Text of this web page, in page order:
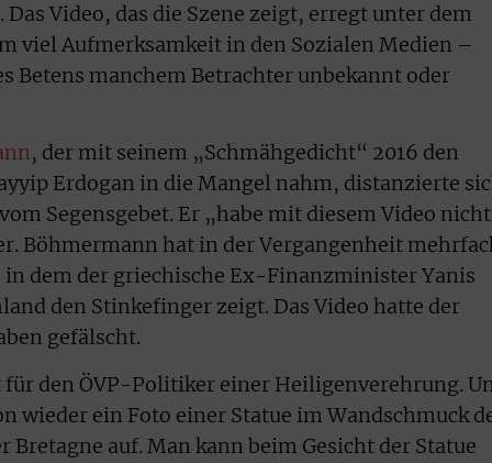
Video, das die Szene zeigt, erregt unter dem
viel Aufmerksamkeit in den Sozialen Medien –
Betens manchem Betrachter unbekannt oder
, der mit seinem „Schmähgedicht“ 2016 den
Erdogan in die Mangel nahm, distanzierte
Segensgebet. Er „habe mit diesem Video
Böhmermann hat in der Vergangenheit
in dem der griechische Ex-Finanzminister Yanis
den Stinkefinger zeigt. Das Video hatte der
gefälscht.
für den ÖVP-Politiker einer Heiligenverehrung.
wieder ein Foto einer Statue im Wandschmuck
Bretagne auf. Man kann beim Gesicht der Statue